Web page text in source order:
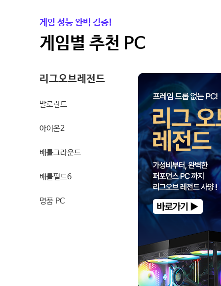
게임 성능 완벽 검증!
게임별 추천 PC
리그오브레전드
발로란트
아이온2
배틀그라운드
배틀필드6
명품 PC